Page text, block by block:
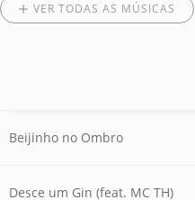
VER TODAS AS MÚSICAS
Beijinho no Ombro
Desce um Gin (feat. MC TH)